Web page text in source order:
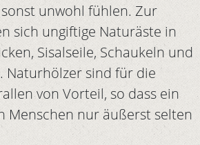
unwohl fühlen. Zur
sich ungiftige Naturäste in
Sisalseile, Schaukeln und
Naturhölzer sind für die
von Vorteil, so dass ein
Menschen nur äußerst selten